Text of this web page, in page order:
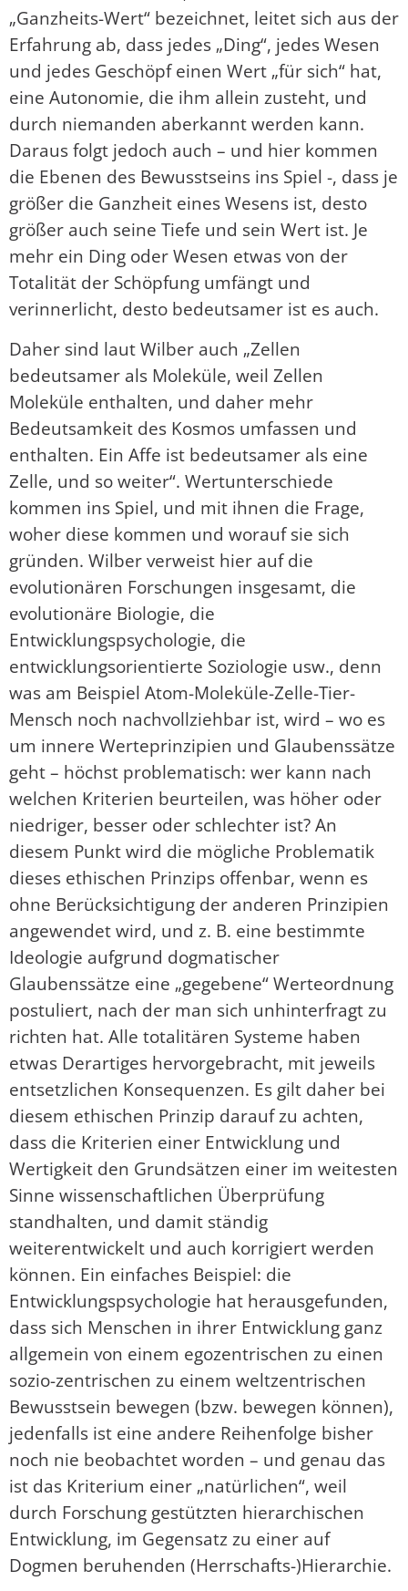
„Ganzheits-Wert“ bezeichnet, leitet sich aus der
Erfahrung ab, dass jedes „Ding“, jedes Wesen
und jedes Geschöpf einen Wert „für sich“ hat,
eine Autonomie, die ihm allein zusteht, und
durch niemanden aberkannt werden kann.
Daraus folgt jedoch auch – und hier kommen
die Ebenen des Bewusstseins ins Spiel -, dass je
größer die Ganzheit eines Wesens ist, desto
größer auch seine Tiefe und sein Wert ist. Je
mehr ein Ding oder Wesen etwas von der
Totalität der Schöpfung umfängt und
verinnerlicht, desto bedeutsamer ist es auch.
Daher sind laut Wilber auch „Zellen
bedeutsamer als Moleküle, weil Zellen
Moleküle enthalten, und daher mehr
Bedeutsamkeit des Kosmos umfassen und
enthalten. Ein Affe ist bedeutsamer als eine
Zelle, und so weiter“. Wertunterschiede
kommen ins Spiel, und mit ihnen die Frage,
woher diese kommen und worauf sie sich
gründen. Wilber verweist hier auf die
evolutionären Forschungen insgesamt, die
evolutionäre Biologie, die
Entwicklungspsychologie, die
entwicklungsorientierte Soziologie usw., denn
was am Beispiel Atom-Moleküle-Zelle-Tier-
Mensch noch nachvollziehbar ist, wird – wo es
um innere Werteprinzipien und Glaubenssätze
geht – höchst problematisch: wer kann nach
welchen Kriterien beurteilen, was höher oder
niedriger, besser oder schlechter ist? An
diesem Punkt wird die mögliche Problematik
dieses ethischen Prinzips offenbar, wenn es
ohne Berücksichtigung der anderen Prinzipien
angewendet wird, und z. B. eine bestimmte
Ideologie aufgrund dogmatischer
Glaubenssätze eine „gegebene“ Werteordnung
postuliert, nach der man sich unhinterfragt zu
richten hat. Alle totalitären Systeme haben
etwas Derartiges hervorgebracht, mit jeweils
entsetzlichen Konsequenzen. Es gilt daher bei
diesem ethischen Prinzip darauf zu achten,
dass die Kriterien einer Entwicklung und
Wertigkeit den Grundsätzen einer im weitesten
Sinne wissenschaftlichen Überprüfung
standhalten, und damit ständig
weiterentwickelt und auch korrigiert werden
können. Ein einfaches Beispiel: die
Entwicklungspsychologie hat herausgefunden,
dass sich Menschen in ihrer Entwicklung ganz
allgemein von einem egozentrischen zu einen
sozio-zentrischen zu einem weltzentrischen
Bewusstsein bewegen (bzw. bewegen können),
jedenfalls ist eine andere Reihenfolge bisher
noch nie beobachtet worden – und genau das
ist das Kriterium einer „natürlichen“, weil
durch Forschung gestützten hierarchischen
Entwicklung, im Gegensatz zu einer auf
Dogmen beruhenden (Herrschafts-)Hierarchie.